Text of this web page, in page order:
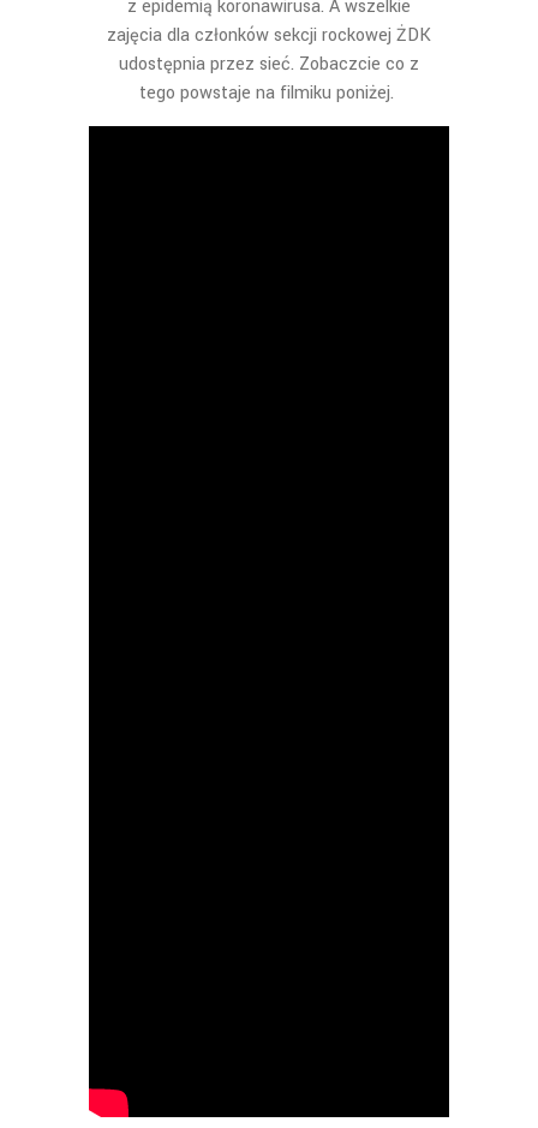
z epidemią koronawirusa. A wszelkie
zajęcia dla członków sekcji rockowej ŻDK
udostępnia przez sieć. Zobaczcie co z
tego powstaje na filmiku poniżej.